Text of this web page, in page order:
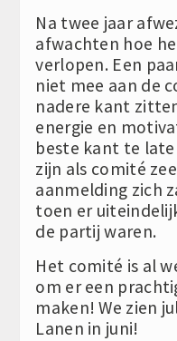
Na twee jaar
afwachten hoe
verlopen. Een
niet mee aan de
nadere kant
energie en
beste kant te
zijn als comité
aanmelding zich
toen er
de partij waren.
Het comité is al
om er een
maken! We zien
Lanen in juni!